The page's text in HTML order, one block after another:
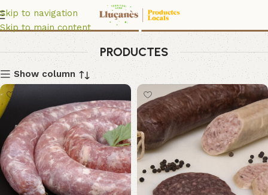
Skip to navigation
Skip to main content
Embotits Camprubí
PRODUCTES
Show column